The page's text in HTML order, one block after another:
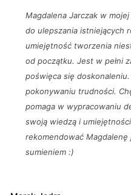
Magdalena Jarczak w
do ulepszania istniejących
umiejętność tworzenia
od początku. Jest w pełni
poświęca się
pokonywaniu trudności.
pomaga w wypracowaniu
swoją wiedzą i
rekomendować
sumieniem :)